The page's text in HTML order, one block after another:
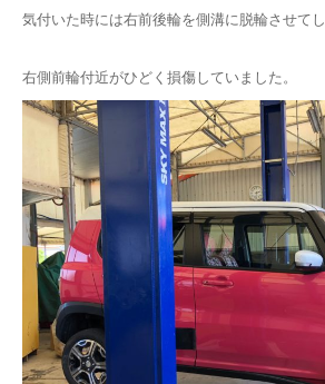
気付いた時には右前後輪を側溝に脱輪させて
右側前輪付近がひどく損傷していました。